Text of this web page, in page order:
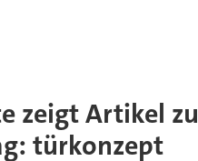
zeigt Artikel zu
türkonzept